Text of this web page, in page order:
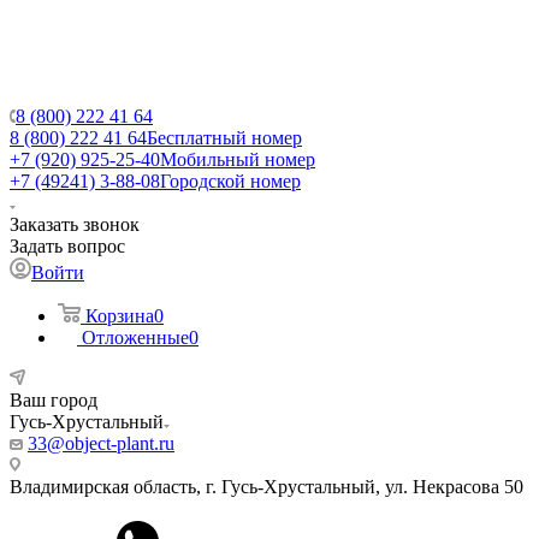
8 (800) 222 41 64
8 (800) 222 41 64Бесплатный номер
+7 (920) 925-25-40Мобильный номер
+7 (49241) 3-88-08Городской номер
Заказать звонок
Задать вопрос
Войти
Корзина0
Отложенные0
Ваш город
Гусь-Хрустальный
33@object-plant.ru
Владимирская область, г. Гусь-Хрустальный, ул. Некрасова 50